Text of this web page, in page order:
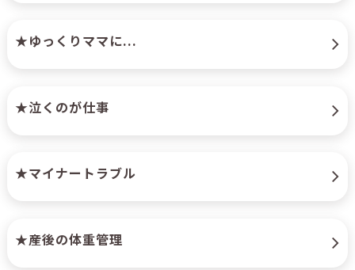
★ゆっくりママに...
★泣くのが仕事
★マイナートラブル
★産後の体重管理